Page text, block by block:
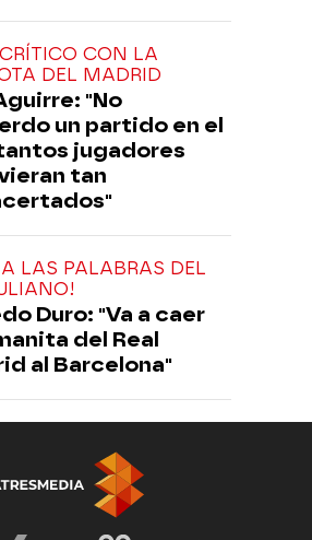
CON LA
DEL MADRID
"No
un partido en el
jugadores
tan
LAS PALABRAS DEL
Duro: "Va a caer
del Real
al Barcelona"